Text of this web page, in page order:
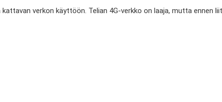
verkon käyttöön. Telian 4G-verkko on laaja, mutta ennen